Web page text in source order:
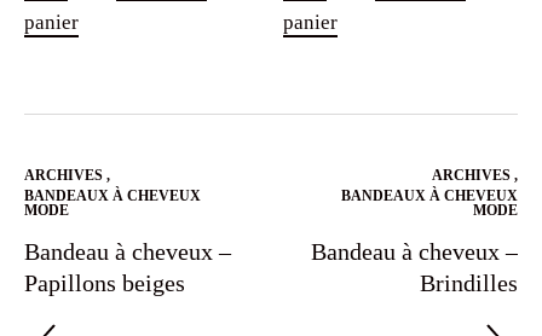
panier
panier
ARCHIVES ,
BANDEAUX À CHEVEUX
MODE
Bandeau à cheveux –
Papillons beiges
ARCHIVES ,
BANDEAUX À CHEVEUX
MODE
Bandeau à cheveux –
Brindilles